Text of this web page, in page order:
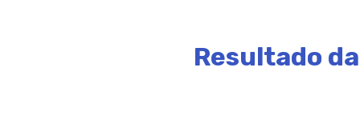
Resultado